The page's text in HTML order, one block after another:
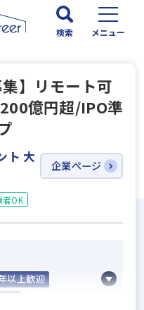
検索 メニュー
】リモート可
億円超/IPO準
ト 大
企業ページ
者OK
以上歓迎